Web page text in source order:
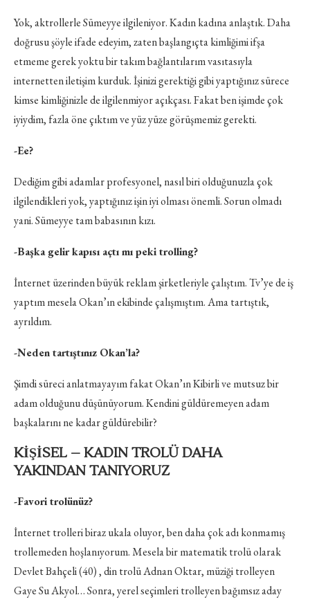
Yok, aktrollerle Sümeyye ilgileniyor. Kadın kadına anlaştık. Daha
doğrusu şöyle ifade edeyim, zaten başlangıçta kimliğimi ifşa
etmeme gerek yoktu bir takım bağlantılarım vasıtasıyla
internetten iletişim kurduk. İşinizi gerektiği gibi yaptığınız sürece
kimse kimliğinizle de ilgilenmiyor açıkçası. Fakat ben işimde çok
iyiydim, fazla öne çıktım ve yüz yüze görüşmemiz gerekti.
-Ee?
Dediğim gibi adamlar profesyonel, nasıl biri olduğunuzla çok
ilgilendikleri yok, yaptığınız işin iyi olması önemli. Sorun olmadı
yani. Sümeyye tam babasının kızı.
-Başka gelir kapısı açtı mı peki trolling?
İnternet üzerinden büyük reklam şirketleriyle çalıştım. Tv’ye de iş
yaptım mesela Okan’ın ekibinde çalışmıştım. Ama tartıştık,
ayrıldım.
-Neden tartıştınız Okan’la?
Şimdi süreci anlatmayayım fakat Okan’ın Kibirli ve mutsuz bir
adam olduğunu düşünüyorum. Kendini güldüremeyen adam
başkalarını ne kadar güldürebilir?
KİŞİSEL – KADIN TROLÜ DAHA
YAKINDAN TANIYORUZ
-Favori trolünüz?
İnternet trolleri biraz ukala oluyor, ben daha çok adı konmamış
trollemeden hoşlanıyorum. Mesela bir matematik trolü olarak
Devlet Bahçeli (40) , din trolü Adnan Oktar, müziği trolleyen
Gaye Su Akyol… Sonra, yerel seçimleri trolleyen bağımsız aday